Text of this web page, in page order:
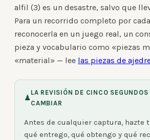
alfil (3) es un desastre, salvo que
Para un recorrido completo por
reconocerla en un juego real, un
pieza y vocabulario como «piezas
«material» — lee las piezas de
♟
LA REVISIÓN DE CINCO SEGUNDOS
CAMBIAR
Antes de cualquier captura, hazte
qué entrego, qué obtengo y qué